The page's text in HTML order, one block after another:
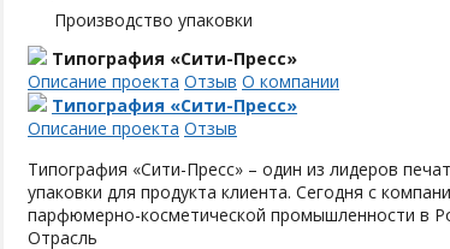
Производство упаковки
Типография «Сити-Пресс»
Описание проекта Отзыв О компании
Типография «Сити-Пресс»
Описание проекта Отзыв
Типография «Сити-Пресс» – один из лидеров
упаковки для продукта клиента. Сегодня с
парфюмерно-косметической промышленности в
Отрасль